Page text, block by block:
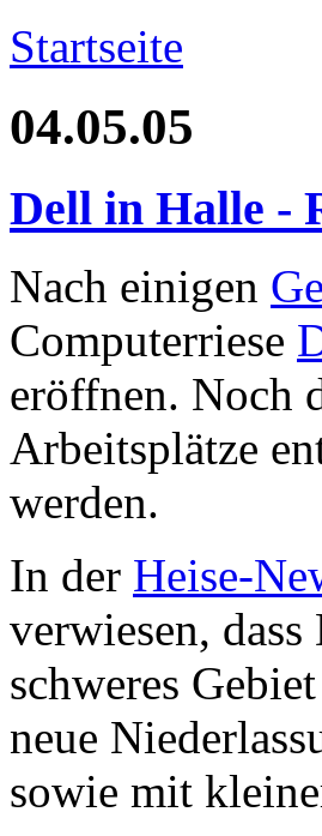
Startseite
04.05.05
Dell in Halle -
Nach einigen
Computerriese
eröffnen. Noch
Arbeitsplätze
werden.
In der Heise-
verwiesen,
schweres
neue
sowie mit